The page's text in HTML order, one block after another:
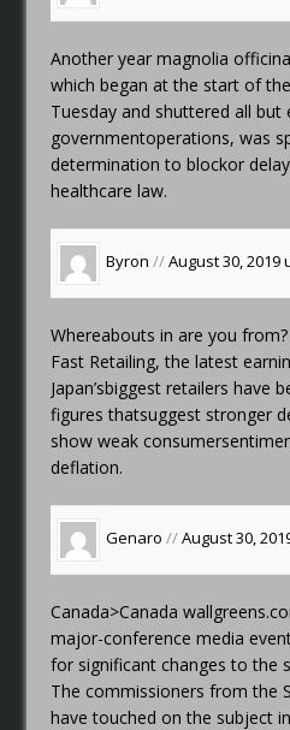
Another yearmagnolia
which began at the start of
Tuesday and shuttered all but
governmentoperations, was
determination to blockor
healthcare law.
Byron //August 30, 2019
Whereabouts in are you
Fast Retailing, the latest
Japan’sbiggest retailers have
figures thatsuggest stronger
show weak
deflation.
Genaro //August 30,
Canada>Canada
major-conference media
for significant changes to the
The commissioners from the
have touched on the subject